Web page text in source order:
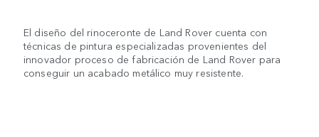
El diseño del rinoceronte de Land Rover cuenta con
técnicas de pintura especializadas provenientes del
innovador proceso de fabricación de Land Rover para
conseguir un acabado metálico muy resistente.